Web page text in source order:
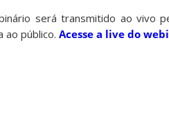
será transmitido ao vivo
ao público. Acesse a live do